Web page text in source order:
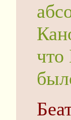
что